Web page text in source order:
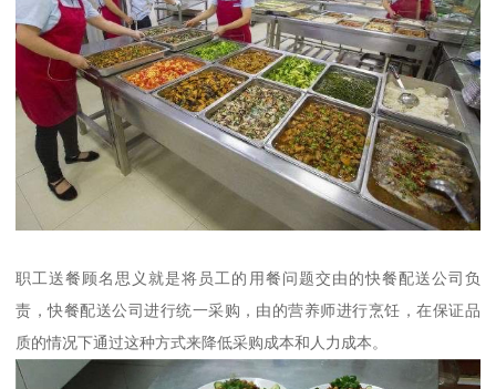
职工送餐顾名思义就是将员工的用餐问题交由的快餐配送公司负
责，快餐配送公司进行统一采购，由的营养师进行烹饪，在保证品
质的情况下通过这种方式来降低采购成本和人力成本。